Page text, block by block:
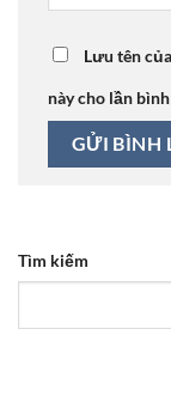
Lưu tên
này cho lần
Tìm kiếm